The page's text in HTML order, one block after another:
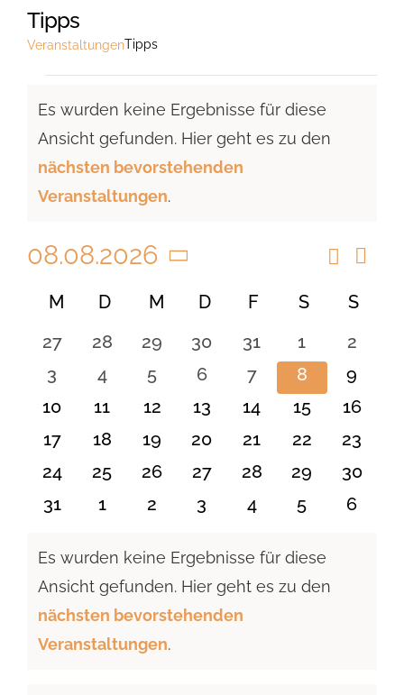
Tipps
VeranstaltungenTipps
Hinweis
Es wurden keine Ergebnisse für diese
Ansicht gefunden. Hier geht es zu den
nächsten bevorstehenden
Veranstaltungen.
Suche
Suche
Monat
08.08.2026
Datum
wählen.
Kalender
von
Veranstaltungen
M MONTAG
D DIENSTAG
M MITTWOCH
D DONNERSTAG
F FREITAG
SSAMSTAG
S
0
Veranstaltungen
27
0
Veranstaltungen
28
0
Veranstaltungen
29
0
Veranstaltungen
30
0
Veranstaltungen
31
0
1
0
2
0
Veranstaltungen
3
0
Veranstaltungen
4
0
Veranstaltungen
5
0
Veranstaltungen
6
0
Veranstaltungen
7
0
8
0
9
0
Veranstaltungen
10
0
Veranstaltungen
11
0
Veranstaltungen
12
0
Veranstaltungen
13
0
Veranstaltungen
14
0
15
0
16
0
Veranstaltungen
17
0
Veranstaltungen
18
0
Veranstaltungen
19
0
Veranstaltungen
20
0
Veranstaltungen
21
0
22
0
23
0
Veranstaltungen
24
0
Veranstaltungen
25
0
Veranstaltungen
26
0
Veranstaltungen
27
0
Veranstaltungen
28
0
29
0
30
0
31
0
1
0
2
0
3
0
4
0
5
0
6
Hinweis
Es wurden keine Ergebnisse für diese
Ansicht gefunden. Hier geht es zu den
nächsten bevorstehenden
Veranstaltungen.